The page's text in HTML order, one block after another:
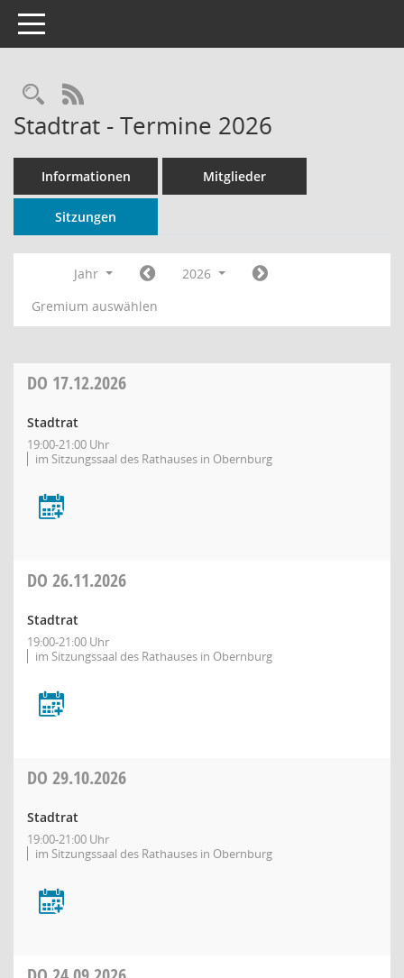
Toggle navigation
Rechercheauswahl
RSS-Feed
Stadtrat - Termine 2026
Informationen Mitglieder
Sitzungen
Jahr
2026
Gremium auswählen
DO 17.12.2026
Stadtrat
19:00-21:00 Uhr
im Sitzungssaal des Rathauses in Obernburg
DO 26.11.2026
Stadtrat
19:00-21:00 Uhr
im Sitzungssaal des Rathauses in Obernburg
DO 29.10.2026
Stadtrat
19:00-21:00 Uhr
im Sitzungssaal des Rathauses in Obernburg